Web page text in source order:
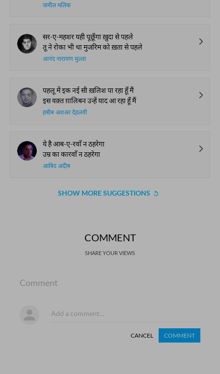
जमील मलिक
सर-ए-महशर यही पूछूँगा ख़ुदा से पहले
तू ने रोका भी था मुजरिम को ख़ता से पहले
आनंद नारायण मुल्ला
पहलू में इक नई सी ख़लिश पा रहा हूँ मैं
इस वक़्त ग़ालिबन उन्हें याद आ रहा हूँ मैं
हबीब अशअर देहलवी
ये है आब-ए-रवाँ न ठहरेगा
उम्र का कारवाँ न ठहरेगा
आबिद अदीब
SHOW MORE SUGGESTIONS
COMMENT
SHARE YOUR VIEWS
Comment
CANCEL COMMENT